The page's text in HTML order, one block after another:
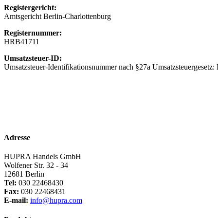
Registergericht:
Amtsgericht Berlin-Charlottenburg
Registernummer:
HRB41711
Umsatzsteuer-ID:
Umsatzsteuer-Identifikationsnummer nach §27a
Adresse
HUPRA Handels GmbH
Wolfener Str. 32 - 34
12681 Berlin
Tel: 030 22468430
Fax: 030 22468431
E-mail: info@hupra.com